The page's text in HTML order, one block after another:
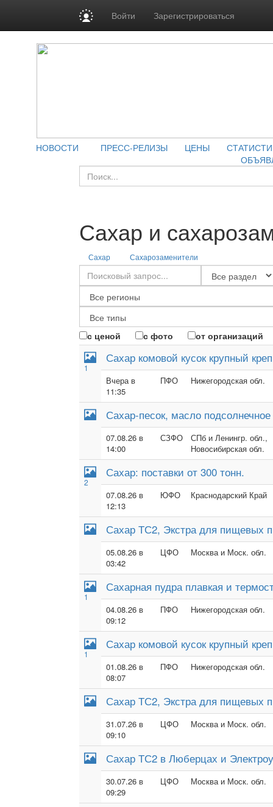
Войти Зарегистрироваться
НОВОСТИ ПРЕСС-РЕЛИЗЫ ЦЕНЫ
Сахар и
Сахар Сахарозаменители
с ценой с фото от организаций
1
Сахар комовой кусок крупный
Вчера в
11:35
ПФО Нижегородская обл.
Сахар-песок, масло подсолнечное
07.08.26 в
14:00
СЗФО
СПб и Ленингр. обл.,
Новосибирская обл.
2
Сахар: поставки от 300 тонн.
07.08.26 в
12:13
ЮФО Краснодарский Край
Сахар ТС2, Экстра для пищевых
05.08.26 в
03:42
ЦФО Москва и Моск. обл.
1
Сахарная пудра плавкая и
04.08.26 в
09:12
ПФО Нижегородская обл.
1
Сахар комовой кусок крупный
01.08.26 в
08:07
ПФО Нижегородская обл.
Сахар ТС2, Экстра для пищевых
31.07.26 в
09:10
ЦФО Москва и Моск. обл.
Сахар ТС2 в Люберцах и
30.07.26 в
09:29
ЦФО Москва и Моск. обл.